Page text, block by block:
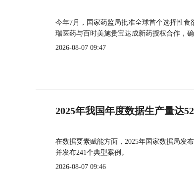
今年7月，国家药监局批准全球首个选择性
瑞医药与百时美施贵宝达成新药授权合作，
2026-08-07 09:47
2025年我国年度数据生产量达
在数据要素赋能方面，2025年国家数据局发
并发布241个典型案例。
2026-08-07 09:46